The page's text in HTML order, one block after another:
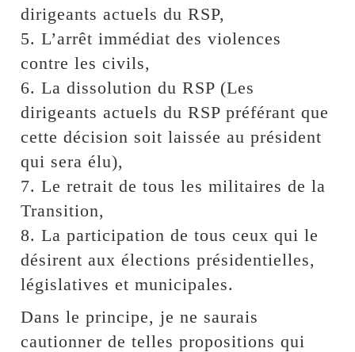
dirigeants actuels du RSP,
5. L’arrêt immédiat des violences
contre les civils,
6. La dissolution du RSP (Les
dirigeants actuels du RSP préférant que
cette décision soit laissée au président
qui sera élu),
7. Le retrait de tous les militaires de la
Transition,
8. La participation de tous ceux qui le
désirent aux élections présidentielles,
législatives et municipales.
Dans le principe, je ne saurais
cautionner de telles propositions qui